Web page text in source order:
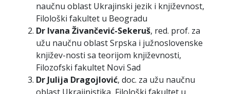
naučnu oblast Ukrajinski jezik i književnost,
Filološki fakultet u Beogradu
Dr Ivana Živančević-Sekeruš, red. prof. za
užu naučnu oblast Srpska i južnoslovenske
književ-nosti sa teorijom književnosti,
Filozofski fakultet Novi Sad
Dr Julija Dragojlović, doc. za užu naučnu